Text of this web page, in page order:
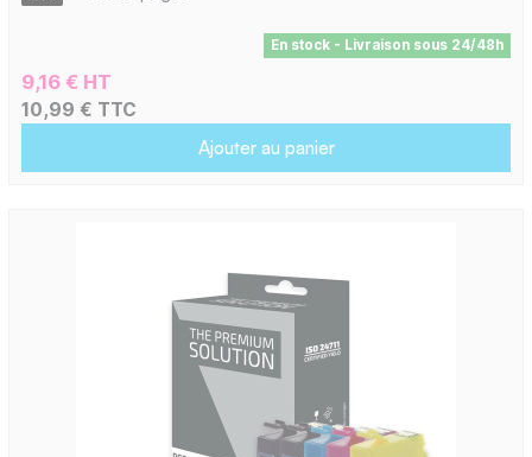
En stock - Livraison sous 24/48h
9,16 € HT
10,99 € TTC
Ajouter au panier